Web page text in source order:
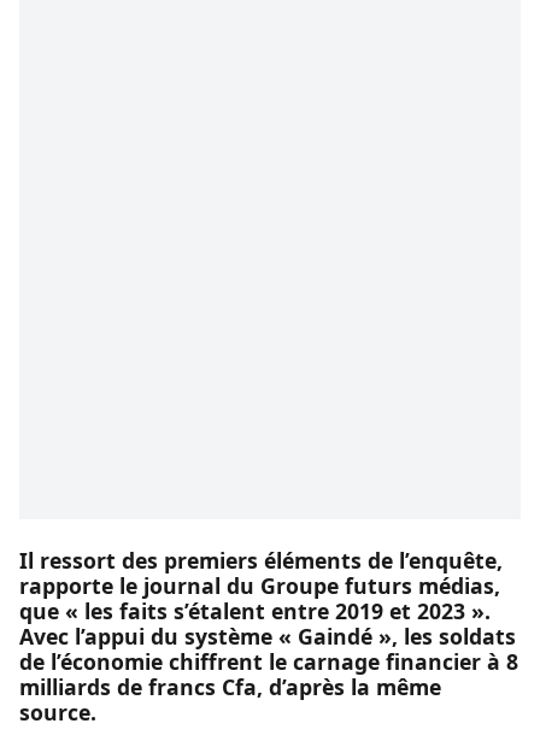
Il ressort des premiers éléments de l’enquête,
rapporte le journal du Groupe futurs médias,
que « les faits s’étalent entre 2019 et 2023 ».
Avec l’appui du système « Gaindé », les soldats
de l’économie chiffrent le carnage financier à 8
milliards de francs Cfa, d’après la même
source.